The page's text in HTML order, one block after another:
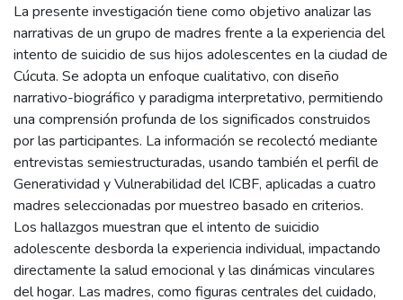
La presente investigación tiene como objetivo analizar las
narrativas de un grupo de madres frente a la experiencia del
intento de suicidio de sus hijos adolescentes en la ciudad de
Cúcuta. Se adopta un enfoque cualitativo, con diseño
narrativo-biográfico y paradigma interpretativo, permitiendo
una comprensión profunda de los significados construidos
por las participantes. La información se recolectó mediante
entrevistas semiestructuradas, usando también el perfil de
Generatividad y Vulnerabilidad del ICBF, aplicadas a cuatro
madres seleccionadas por muestreo basado en criterios.
Los hallazgos muestran que el intento de suicidio
adolescente desborda la experiencia individual, impactando
directamente la salud emocional y las dinámicas vinculares
del hogar. Las madres, como figuras centrales del cuidado,